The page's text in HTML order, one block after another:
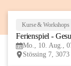
Kurse & Workshops
Ferienspiel -
Mo., 10. Aug.,
Stössing 7,